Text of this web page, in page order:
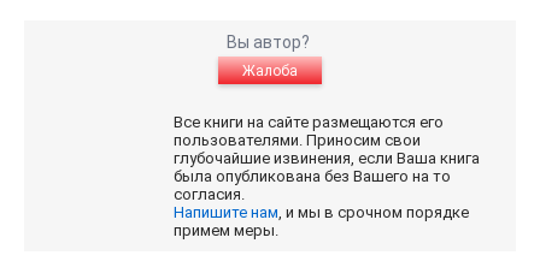
Вы автор?
Жалоба
Все книги на сайте размещаются его
пользователями. Приносим свои
глубочайшие извинения, если Ваша книга
была опубликована без Вашего на то
согласия.
Напишите нам , и мы в срочном порядке
примем меры.